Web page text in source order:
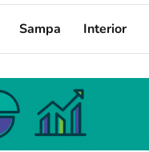
Sampa Interior